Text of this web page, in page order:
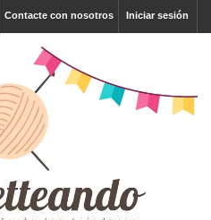
Iniciar sesión
Contacte con nosotros